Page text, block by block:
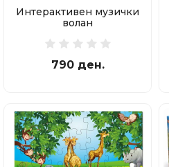
Интерактивен музички
волан
790 ден.